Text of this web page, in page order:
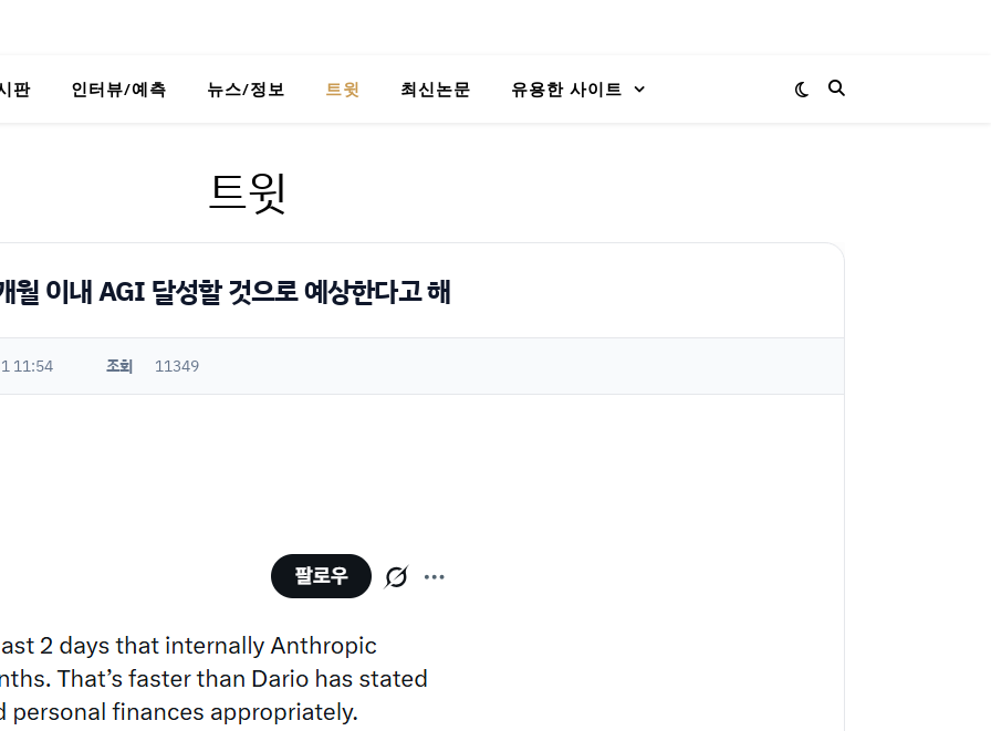
판 인터뷰/예측 뉴스/정보 트윗 최신논문 유용한 사이트
트윗
이내 AGI 달성할 것으로 예상한다고 해
11:54 조회 11349